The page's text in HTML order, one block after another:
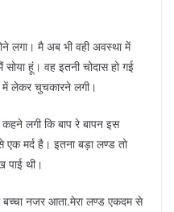
लगा। मै अब भी वही अवस्था में
हूं। वह इतनी चोदास हो गई
में लेकर चुचकारने लगी।
लगी कि बाप रे बापन इस
एक मर्द है। इतना बड़ा लण्ड तो
पाई थी।
नजर आता.मेरा लण्ड एकदम से